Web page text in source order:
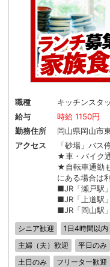
職種
キッチンスタ
給与
時給 1150円
勤務住所
岡山県岡山市
アクセス
「砂場」バ
★車・バイク
★自転車通勤
にある場合は
■JR「瀬戸駅
■JR「上道駅
■JR「岡山駅
シニア歓迎 1日4時間以内
主婦（夫）歓迎
平日のみ
土日のみ
フリーター歓迎